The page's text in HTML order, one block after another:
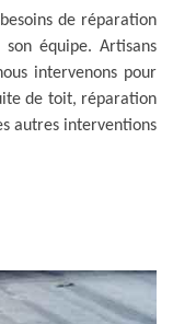
de réparation
équipe. Artisans
intervenons pour
de toit, réparation
autres interventions